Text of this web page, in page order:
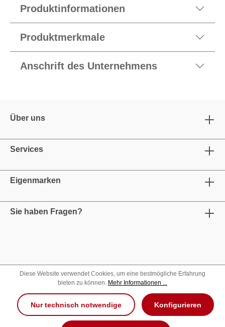
Produktinformationen
Produktmerkmale
Anschrift des Unternehmens
Über uns
Services
Eigenmarken
Sie haben Fragen?
Diese Website verwendet Cookies, um eine bestmögliche Erfahrung
bieten zu können. Mehr Informationen ...
Nur technisch notwendige Konfigurieren